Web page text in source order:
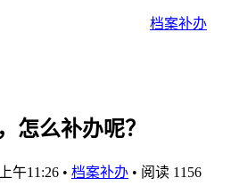
档案补办
怎么补办呢？
午11:26 • 档案补办 • 阅读 1156